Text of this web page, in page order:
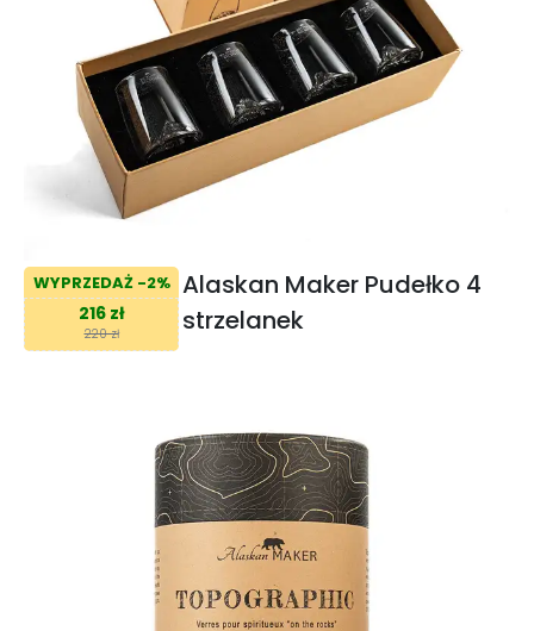
WYPRZEDAŻ -2%
216 zł
220 zł
Alaskan Maker Pudełko 4
strzelanek